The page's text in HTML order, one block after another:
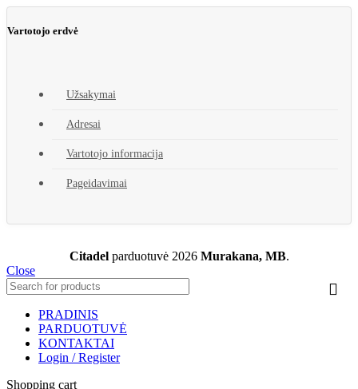
Vartotojo erdvė
Užsakymai
Adresai
Vartotojo informacija
Pageidavimai
Citadelparduotuvė 2026 Murakana, MB.
Close
PRADINIS
PARDUOTUVĖ
KONTAKTAI
Login / Register
Shopping cart